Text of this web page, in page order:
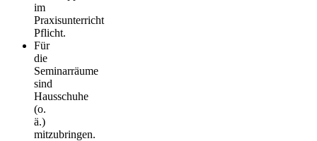
im
Praxisunterricht
Pflicht.
Für
die
Seminarräume
sind
Hausschuhe
(o.
ä.)
mitzubringen.